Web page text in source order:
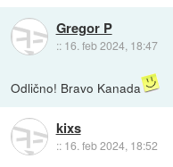
Gregor P
:: 16. feb 2024, 18:47
Odlično! Bravo Kanada
kixs
:: 16. feb 2024, 18:52